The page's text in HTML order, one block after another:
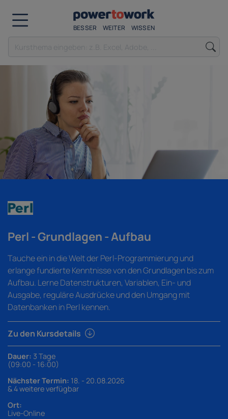
BESSER WEITER WISSEN
Perl - Grundlagen - Aufbau
Tauche ein in die Welt der Perl-Programmierung und
erlange fundierte Kenntnisse von den Grundlagen bis zum
Aufbau. Lerne Datenstrukturen, Variablen, Ein- und
Ausgabe, reguläre Ausdrücke und den Umgang mit
Datenbanken in Perl kennen.
Zu den Kursdetails
Dauer: 3 Tage
(09:00 - 16:00)
Nächster Termin: 18. - 20.08.2026
& 4 weitere verfügbar
Ort:
Live-Online